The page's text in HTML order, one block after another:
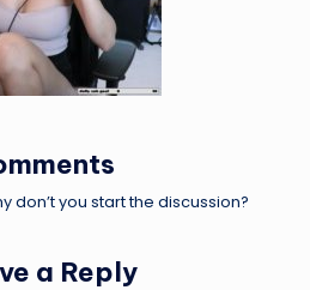
don’t you start the discussion?
a Reply